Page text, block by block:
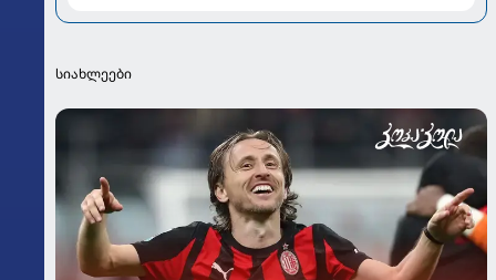
ყიფშიძეზე
სიახლეები